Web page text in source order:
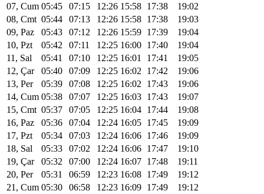
07, Cum 05:45 07:15 12:26 15:58 17:38
19:02
08, Cmt 05:44 07:13 12:26 15:58 17:38
19:03
09, Paz
05:43 07:12 12:26 15:59 17:39
19:04
10, Pzt
05:42 07:11 12:25 16:00 17:40
19:04
11, Sal
05:41 07:10 12:25 16:01 17:41
19:05
12, Çar
05:40 07:09 12:25 16:02 17:42
19:06
13, Per
05:39 07:08 12:25 16:02 17:43
19:06
14, Cum 05:38 07:07 12:25 16:03 17:43
19:07
15, Cmt 05:37 07:05 12:25 16:04 17:44
19:08
16, Paz
05:36 07:04 12:24 16:05 17:45
19:09
17, Pzt
05:34 07:03 12:24 16:06 17:46
19:09
18, Sal
05:33 07:02 12:24 16:06 17:47
19:10
19, Çar
05:32 07:00 12:24 16:07 17:48
19:11
20, Per
05:31 06:59 12:23 16:08 17:49
19:12
21, Cum 05:30 06:58 12:23 16:09 17:49 19:12